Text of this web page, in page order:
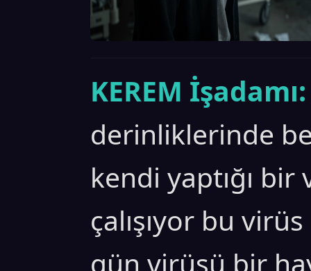
KEREM İşadamı:
derinliklerinde
kendi yaptığı
çalışıyor bu
gün virüsü bir